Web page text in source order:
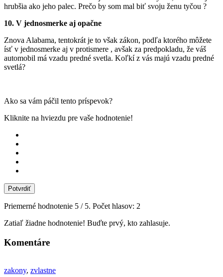
hrubšia ako jeho palec. Prečo by som mal biť svoju ženu tyčou ?
10. V jednosmerke aj opačne
Znova Alabama, tentokrát je to však zákon, podľa ktorého môžete
ísť v jednosmerke aj v protismere , avšak za predpokladu, že váš
automobil má vzadu predné svetla. Koľkí z vás majú vzadu predné
svetlá?
Ako sa vám páčil tento príspevok?
Kliknite na hviezdu pre vaše hodnotenie!
Potvrdiť
Priemerné hodnotenie 5 / 5. Počet hlasov: 2
Zatiaľ žiadne hodnotenie! Buďte prvý, kto zahlasuje.
Komentáre
zakony, zvlastne